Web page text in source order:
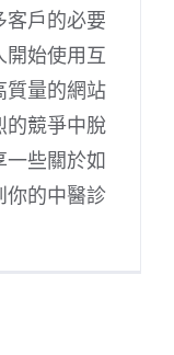
客戶的必要
開始使用互
質量的網站
的競爭中脫
一些關於如
你的中醫診